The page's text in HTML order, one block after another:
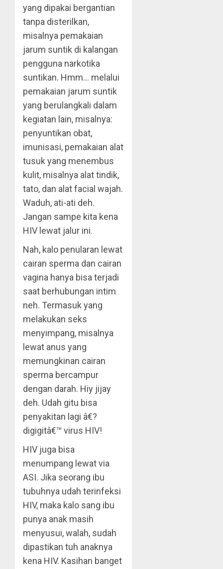
yang dipakai bergantian
tanpa disterilkan,
misalnya pemakaian
jarum suntik di kalangan
pengguna narkotika
suntikan. Hmm… melalui
pemakaian jarum suntik
yang berulangkali dalam
kegiatan lain, misalnya:
penyuntikan obat,
imunisasi, pemakaian alat
tusuk yang menembus
kulit, misalnya alat tindik,
tato, dan alat facial wajah.
Waduh, ati-ati deh.
Jangan sampe kita kena
HIV lewat jalur ini.
Nah, kalo penularan lewat
cairan sperma dan cairan
vagina hanya bisa terjadi
saat berhubungan intim
neh. Termasuk yang
melakukan seks
menyimpang, misalnya
lewat anus yang
memungkinan cairan
sperma bercampur
dengan darah. Hiy jijay
deh. Udah gitu bisa
penyakitan lagi â€?
digigitâ€™ virus HIV!
HIV juga bisa
menumpang lewat via
ASI. Jika seorang ibu
tubuhnya udah terinfeksi
HIV, maka kalo sang ibu
punya anak masih
menyusui, walah, sudah
dipastikan tuh anaknya
kena HIV. Kasihan banget